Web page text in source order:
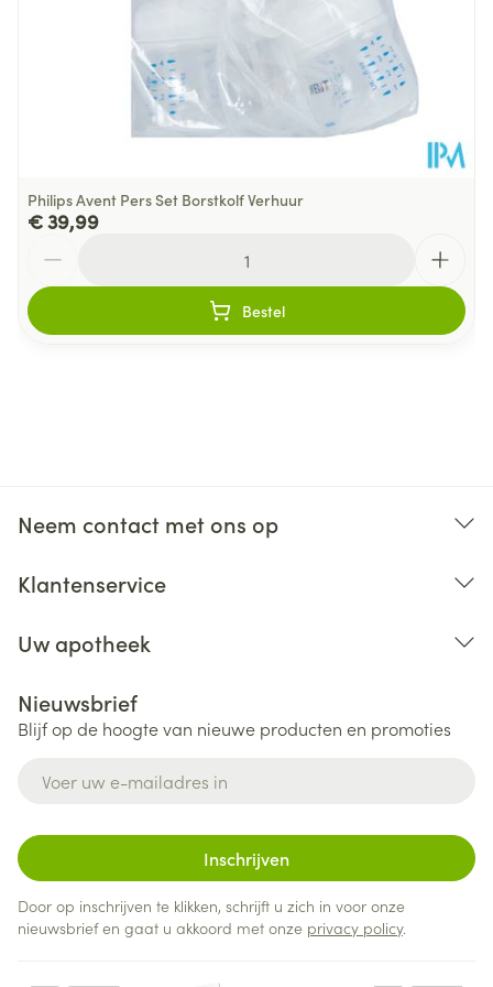
Philips Avent Pers Set Borstkolf Verhuur
€ 39,99
Bestel
Neem contact met ons op
Klantenservice
Uw apotheek
Nieuwsbrief
Blijf op de hoogte van nieuwe producten en promoties
Inschrijven
Door op inschrijven te klikken, schrijft u zich in voor onze
nieuwsbrief en gaat u akkoord met onze privacy policy.